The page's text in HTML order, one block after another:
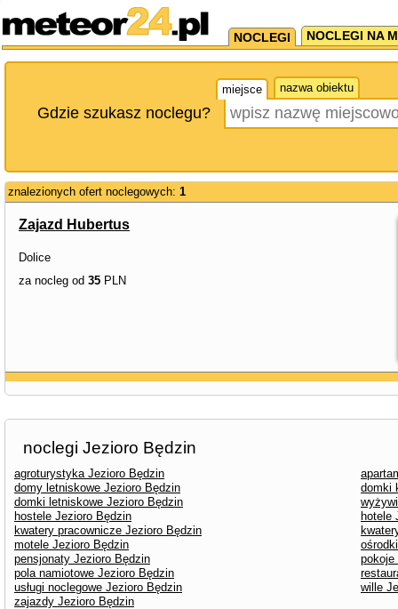
NOCLEGI NOCLEGI NA
miejsce nazwa obiektu
Gdzie szukasz noclegu?
znalezionych ofert noclegowych: 1
Zajazd Hubertus
Dolice
za nocleg od 35 PLN
noclegi Jezioro Będzin
agroturystyka Jezioro Będzin
domy letniskowe Jezioro Będzin
domki
domki letniskowe Jezioro Będzin
hostele Jezioro Będzin
hotele
kwatery pracownicze Jezioro Będzin
motele Jezioro Będzin
pensjonaty Jezioro Będzin
pokoje
pola namiotowe Jezioro Będzin
usługi noclegowe Jezioro Będzin
wille
zajazdy Jezioro Będzin